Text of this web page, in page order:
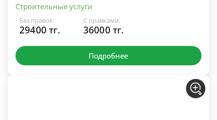
Строительные услуги
Без правок:
29400 тг.
С правками:
36000 тг.
Подробнее